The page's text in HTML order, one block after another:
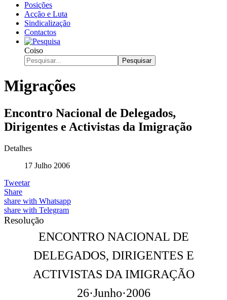
Posições
Acção e Luta
Sindicalização
Contactos
Coiso
Pesquisar
Migrações
Encontro Nacional de Delegados,
Dirigentes e Activistas da Imigração
Detalhes
17 Julho 2006
Tweetar
Share
share with Whatsapp
share with Telegram
Resolução
ENCONTRO NACIONAL DE
DELEGADOS, DIRIGENTES E
ACTIVISTAS DA IMIGRAÇÃO
26·Junho·2006